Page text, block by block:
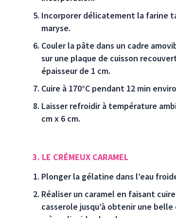
Incorporer délicatement la farine
maryse.
Couler la pâte dans un cadre
sur une plaque de cuisson
épaisseur de 1 cm.
Cuire à 170°C pendant 12 min
Laisser refroidir à température
cm x 6 cm.
3. LE CRÉMEUX CARAMEL
Plonger la gélatine dans l’eau
Réaliser un caramel en faisant
casserole jusqu’à obtenir une